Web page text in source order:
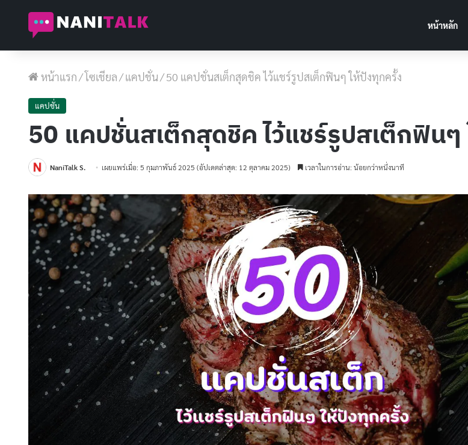
หน้าหลัก
หน้าแรก/โซเชียล/แคปชั่น/50 แคปชั่นสเต็กสุดชิค ไว้แชร์รูปสเต็กฟินๆ ให้ปังทุกครั้ง
แคปชั่น
50 แคปชั่นสเต็กสุดชิค ไว้แชร์รูปสเต็กฟินๆ
NaniTalk S. เผยแพร่เมื่อ: 5 กุมภาพันธ์ 2025 (อัปเดตล่าสุด: 12 ตุลาคม 2025) เวลาในการอ่าน: น้อยกว่าหนึ่งนาที